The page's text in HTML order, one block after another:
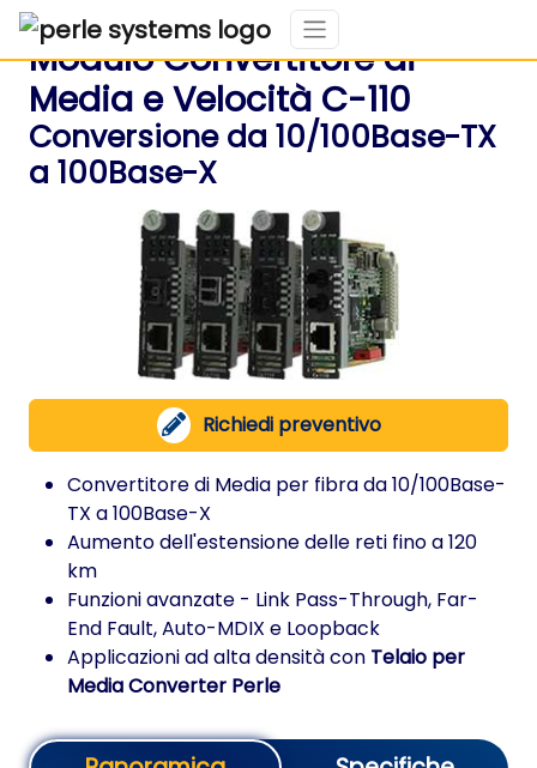
Modulo Convertitore di
Media e Velocità C-110
Conversione da 10/100Base-TX
a 100Base-X
Richiedi preventivo
Convertitore di Media per fibra da 10/100Base-
TX a 100Base-X
Aumento dell'estensione delle reti fino a 120
km
Funzioni avanzate - Link Pass-Through, Far-
End Fault, Auto-MDIX e Loopback
Applicazioni ad alta densità con Telaio per
Media Converter Perle